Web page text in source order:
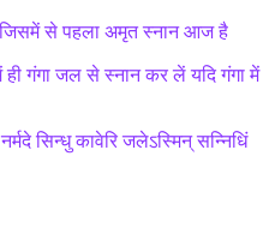
से पहला अमृत स्नान आज है
ही गंगा जल से स्नान कर लें यदि गंगा में
सिन्धु कावेरि जलेऽस्मिन् सन्निधिं